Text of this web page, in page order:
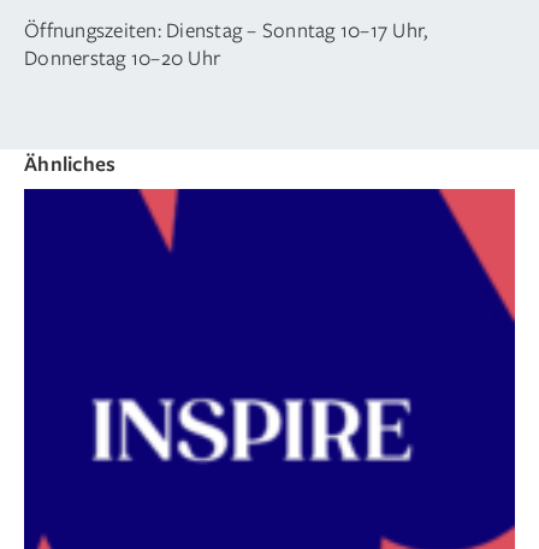
Öffnungszeiten: Dienstag – Sonntag 10–17 Uhr,
Donnerstag 10–20 Uhr
Ähnliches